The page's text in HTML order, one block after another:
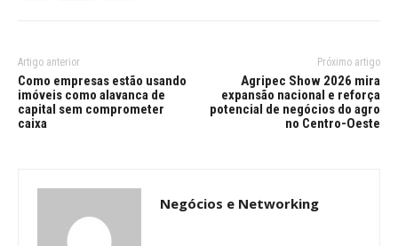
Artigo anterior
Como empresas estão usando
imóveis como alavanca de
capital sem comprometer
caixa
Próximo artigo
Agripec Show 2026 mira
expansão nacional e reforça
potencial de negócios do agro
no Centro-Oeste
Negócios e Networking